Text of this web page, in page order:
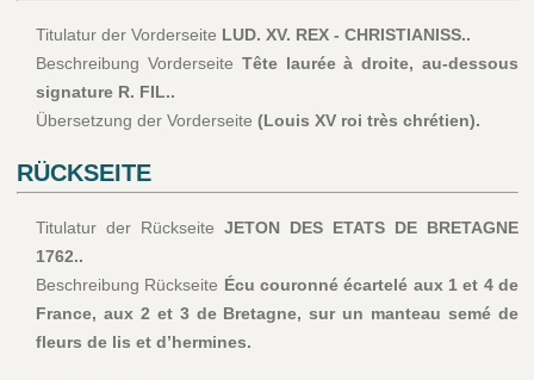
Titulatur der Vorderseite LUD. XV. REX - CHRISTIANISS..
Beschreibung Vorderseite Tête laurée à droite, au-dessous
signature R. FIL..
Übersetzung der Vorderseite (Louis XV roi très chrétien).
RÜCKSEITE
Titulatur der Rückseite JETON DES ETATS DE BRETAGNE
1762..
Beschreibung Rückseite Écu couronné écartelé aux 1 et 4 de
France, aux 2 et 3 de Bretagne, sur un manteau semé de
fleurs de lis et d’hermines.